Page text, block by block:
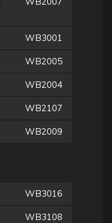
WB3001
WB2005
WB2004
WB2107
WB2009
WB3016
WB3108